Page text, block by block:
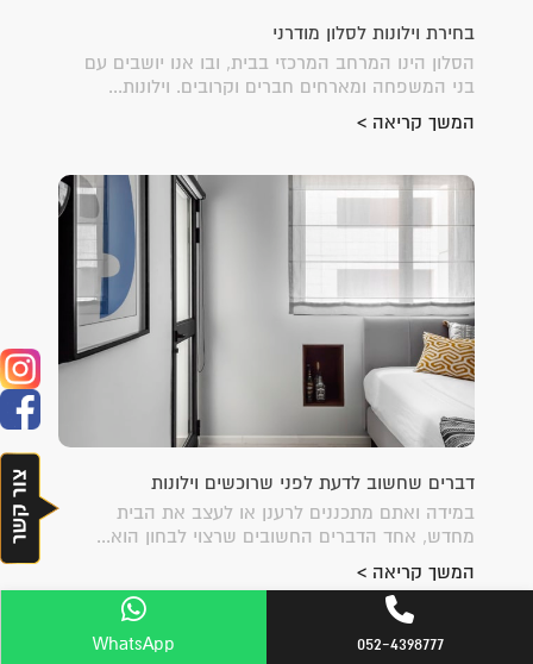
בחירת וילונות לסלון מודרני
הסלון הינו המרחב המרכזי בבית, ובו אנו יושבים עם
בני המשפחה ומארחים חברים וקרובים. וילונות...
המשך קריאה >
דברים שחשוב לדעת לפני שרוכשים וילונות
במידה ואתם מתכננים לרענן או לעצב את הבית
מחדש, אחד הדברים החשובים שרצוי לבחון הוא...
המשך קריאה >
052-4398777
WhatsApp